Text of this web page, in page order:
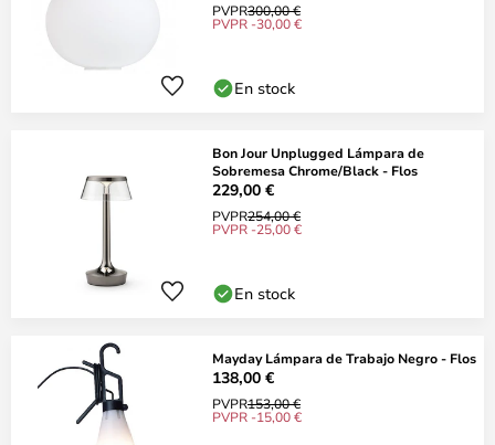
PVPR300,00 €
PVPR -30,00 €
En stock
Bon Jour Unplugged Lámpara de
Sobremesa Chrome/Black - Flos
229,00 €
PVPR254,00 €
PVPR -25,00 €
En stock
Mayday Lámpara de Trabajo Negro - Flos
138,00 €
PVPR153,00 €
PVPR -15,00 €